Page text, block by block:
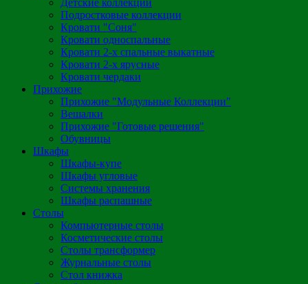
Детские коллекции
Подростковые коллекции
Кровати "Соня"
Кровати односпальные
Кровати 2-х спальные выкатные
Кровати 2-х ярусные
Кровати чердаки
Прихожие
Прихожие "Модульные Коллекции"
Вешалки
Прихожие "Готовые решения"
Обувницы
Шкафы
Шкафы-купе
Шкафы угловые
Системы хранения
Шкафы распашные
Столы
Компьютерные столы
Косметические столы
Столы трансформер
Журнальные столы
Стол книжка